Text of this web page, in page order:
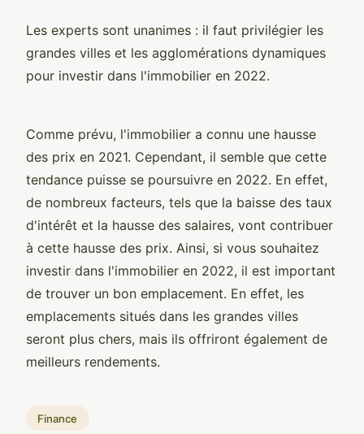
Les experts sont unanimes : il faut privilégier les
grandes villes et les agglomérations dynamiques
pour investir dans l'immobilier en 2022.
Comme prévu, l'immobilier a connu une hausse
des prix en 2021. Cependant, il semble que cette
tendance puisse se poursuivre en 2022. En effet,
de nombreux facteurs, tels que la baisse des taux
d'intérêt et la hausse des salaires, vont contribuer
à cette hausse des prix. Ainsi, si vous souhaitez
investir dans l'immobilier en 2022, il est important
de trouver un bon emplacement. En effet, les
emplacements situés dans les grandes villes
seront plus chers, mais ils offriront également de
meilleurs rendements.
Finance